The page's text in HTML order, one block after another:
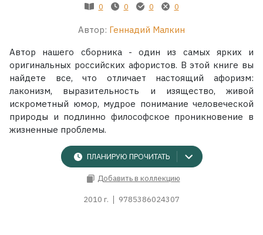
0 0 0 0
Автор: Геннадий Малкин
Автор нашего сборника - один из самых ярких и
оригинальных российских афористов. В этой книге вы
найдете все, что отличает настоящий афоризм:
лаконизм, выразительность и изящество, живой
искрометный юмор, мудрое понимание человеческой
природы и подлинно философское проникновение в
жизненные проблемы.
ПЛАНИРУЮ ПРОЧИТАТЬ
Добавить в коллекцию
2010 г. 9785386024307